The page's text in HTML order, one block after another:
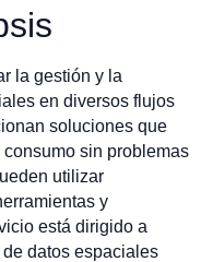
la gestión y la
en diversos flujos
soluciones que
sin problemas
utilizar
y
está dirigido a
datos espaciales